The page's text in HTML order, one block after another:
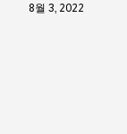
8월 3, 2022